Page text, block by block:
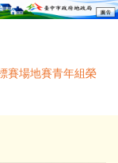
賽場地賽青年組榮